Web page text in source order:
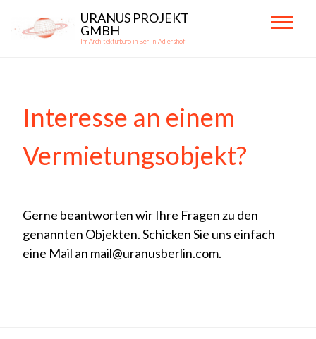
URANUS PROJEKT
GMBH
Ihr Architekturbüro in Berlin-Adlershof
Interesse an einem
Vermietungsobjekt?
Gerne beantworten wir Ihre Fragen zu den
genannten Objekten. Schicken Sie uns einfach
eine Mail an mail@uranusberlin.com.